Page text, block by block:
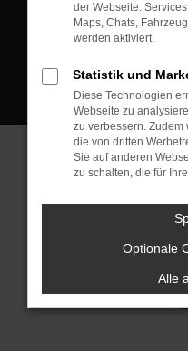
Tel.: +49
Fax: +49
Mail:
© 2026 Jakob Trading
Neustadt/Vogtland | fj@jakob-
der Webseite.
Maps, Chats,
werden aktiviert.
Statistik und
Diese Technologien
Webseite zu
zu verbessern.
die von dritten
Sie auf anderen
zu schalten, die für
Optionale
Alle